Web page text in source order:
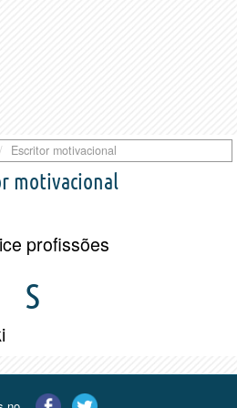
Escritor motivacional
motivacional
profissões
S